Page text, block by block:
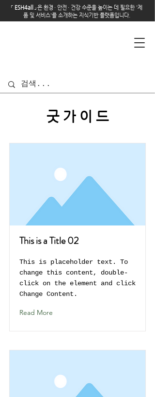
「 ESH4all 」은 환경 · 안전 · 건강 수준을 높이는 데 필요한 '제
품 및 서비스'를 소개하는 지식기반 플랫폼입니다.
굿 가 이 드
This is a Title 02
This is placeholder text. To
change this content, double-
click on the element and click
Change Content.
Read More